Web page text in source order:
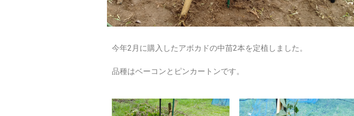
今年2 月に購入したアボカドの中苗2本を定植しました。
品種はベーコンとピンカートンです。